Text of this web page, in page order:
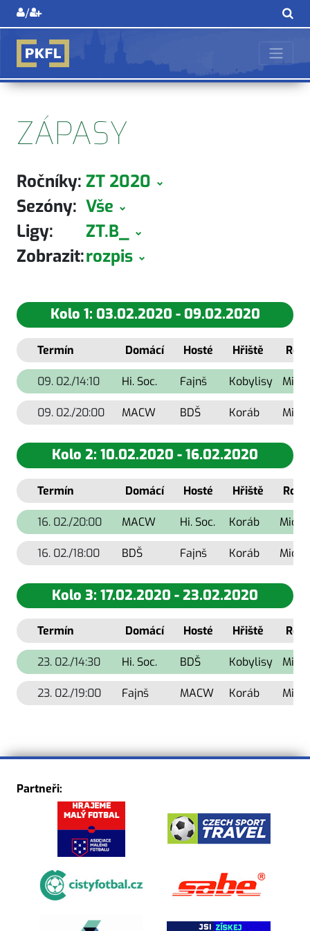
/
ZÁPASY
ZT 2020
Ročníky:
Vše
Sezóny:
ZT.B_
Ligy:
rozpis
Zobrazit:
Kolo 1: 03.02.2020 - 09.02.2020
Termín Domácí Hosté Hřiště
09. 02./14:10 Hi. Soc. Fajnš Kobylisy
09. 02./20:00 MACW BDŠ Koráb
Kolo 2: 10.02.2020 - 16.02.2020
Termín Domácí Hosté Hřiště
16. 02./20:00 MACW Hi. Soc. Koráb
16. 02./18:00 BDŠ Fajnš Koráb
Kolo 3: 17.02.2020 - 23.02.2020
Termín Domácí Hosté Hřiště
23. 02./14:30 Hi. Soc. BDŠ Kobylisy
23. 02./19:00 Fajnš MACW Koráb
Partneři: